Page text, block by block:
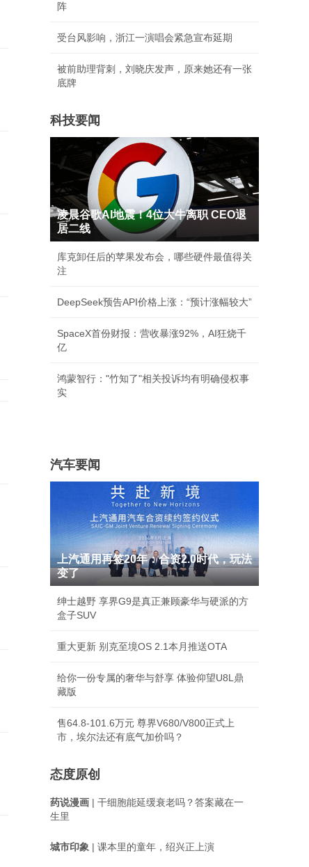
阵
受台风影响，浙江一演唱会紧急宣布延期
被前助理背刺，刘晓庆发声，原来她还有一张
底牌
科技要闻
凌晨谷歌AI地震！4位大牛离职 CEO退
居二线
库克卸任后的苹果发布会，哪些硬件最值得关
注
DeepSeek预告API价格上涨：“预计涨幅较大”
SpaceX首份财报：营收暴涨92%，AI狂烧千
亿
鸿蒙智行："竹知了"相关投诉均有明确侵权事
实
汽车要闻
上汽通用再签20年：合资2.0时代，玩法
变了
绅士越野 享界G9是真正兼顾豪华与硬派的方
盒子SUV
重大更新 别克至境OS 2.1本月推送OTA
给你一份专属的奢华与舒享 体验仰望U8L鼎
藏版
售64.8-101.6万元 尊界V680/V800正式上
市，埃尔法还有底气加价吗？
态度原创
药说漫画 | 干细胞能延缓衰老吗？答案藏在一
生里
城市印象 | 课本里的童年，绍兴正上演